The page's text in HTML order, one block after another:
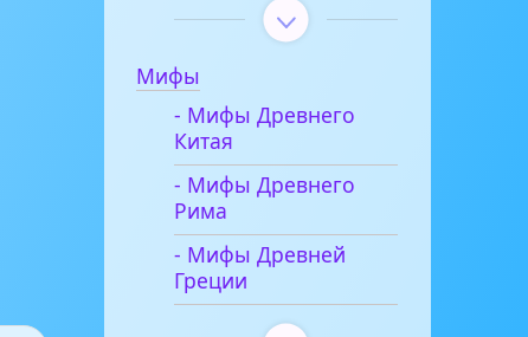
Мифы
- Мифы Древнего
Китая
- Мифы Древнего
Рима
- Мифы Древней
Греции